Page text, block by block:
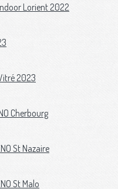
Lorient 2022
2023
Cherbourg
St Nazaire
St Malo